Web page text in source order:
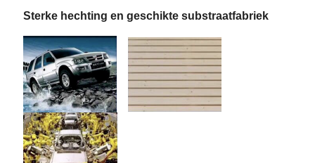
Sterke hechting en geschikte substraatfabriek